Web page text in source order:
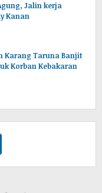
Jalin kerja
Kanan
Karang Taruna Banjit
Korban Kebakaran